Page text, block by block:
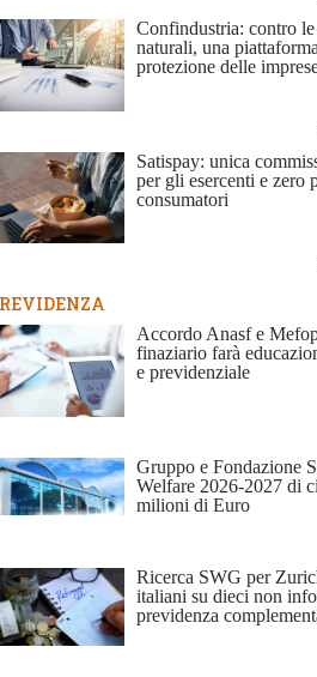
Confindustria: contro le
naturali, una
protezione delle
Satispay: unica
per gli esercenti e zero
consumatori
Accordo Anasf e
finaziario farà
e previdenziale
Gruppo e Fondazione
Welfare 2026-2027 di
milioni di Euro
Ricerca SWG per
italiani su dieci non
previdenza